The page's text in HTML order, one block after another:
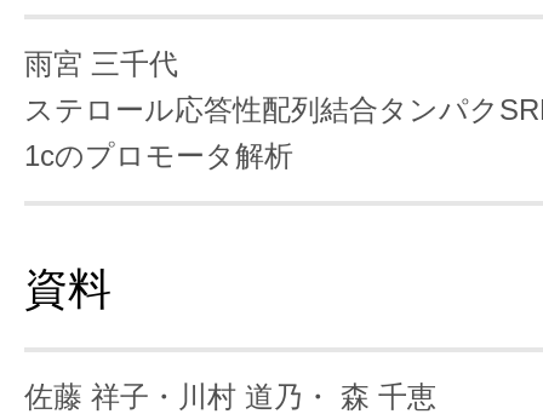
雨宮 三千代
ステロール応答性配列結合タンパク
1cのプロモータ解析
資料
佐藤 祥子・川村 道乃・ 森 千恵